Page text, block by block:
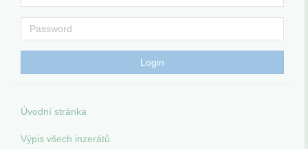
Úvodní stránka
Výpis všech inzerátů